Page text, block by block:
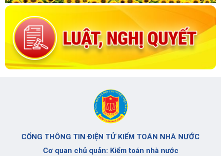
CỔNG THÔNG TIN ĐIỆN TỬ KIỂM TOÁN NHÀ NƯỚC
Cơ quan chủ quản: Kiểm toán nhà nước